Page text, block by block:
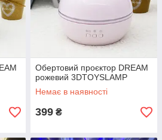
Обертовий проєктор DREAM
рожевий 3DTOYSLAMP
Немає в наявності
399 ₴